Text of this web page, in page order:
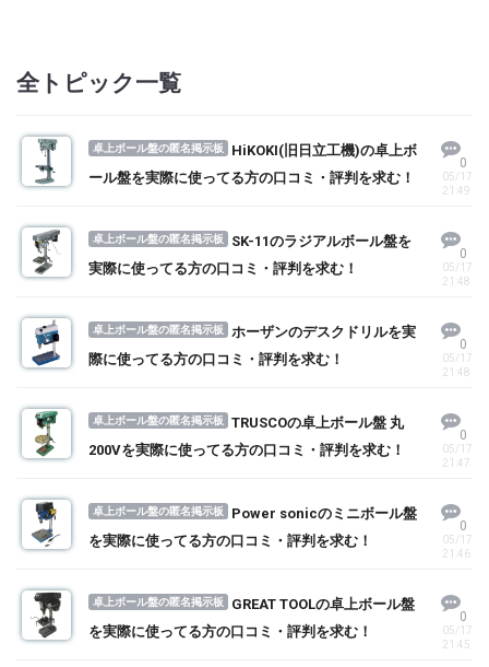
全トピック一覧
卓上ボール盤の匿名掲示板
HiKOKI(旧日立工機)の卓上ボ
ール盤を実際に使ってる方の口コミ・評判を求む！
0
05/17
21:49
卓上ボール盤の匿名掲示板
SK-11のラジアルボール盤を
実際に使ってる方の口コミ・評判を求む！
0
05/17
21:48
卓上ボール盤の匿名掲示板
ホーザンのデスクドリルを実
際に使ってる方の口コミ・評判を求む！
0
05/17
21:48
卓上ボール盤の匿名掲示板
TRUSCOの卓上ボール盤 丸
200Vを実際に使ってる方の口コミ・評判を求む！
0
05/17
21:47
卓上ボール盤の匿名掲示板
Power sonicのミニボール盤
を実際に使ってる方の口コミ・評判を求む！
0
05/17
21:46
卓上ボール盤の匿名掲示板
GREAT TOOLの卓上ボール盤
を実際に使ってる方の口コミ・評判を求む！
0
05/17
21:45